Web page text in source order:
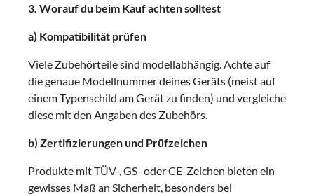
3. Worauf du beim Kauf achten solltest
a) Kompatibilität prüfen
Viele Zubehörteile sind modellabhängig. Achte auf
die genaue Modellnummer deines Geräts (meist auf
einem Typenschild am Gerät zu finden) und vergleiche
diese mit den Angaben des Zubehörs.
b) Zertifizierungen und Prüfzeichen
Produkte mit TÜV-, GS- oder CE-Zeichen bieten ein
gewisses Maß an Sicherheit, besonders bei